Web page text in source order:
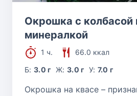
Окрошка с колбасой
минералкой
1 ч.
66.0 ккал
Б:3.0 г Ж: 3.0 г У: 7.0 г
Окрошка на квасе –